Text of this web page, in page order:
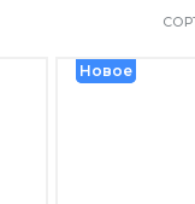
Новое
Новое